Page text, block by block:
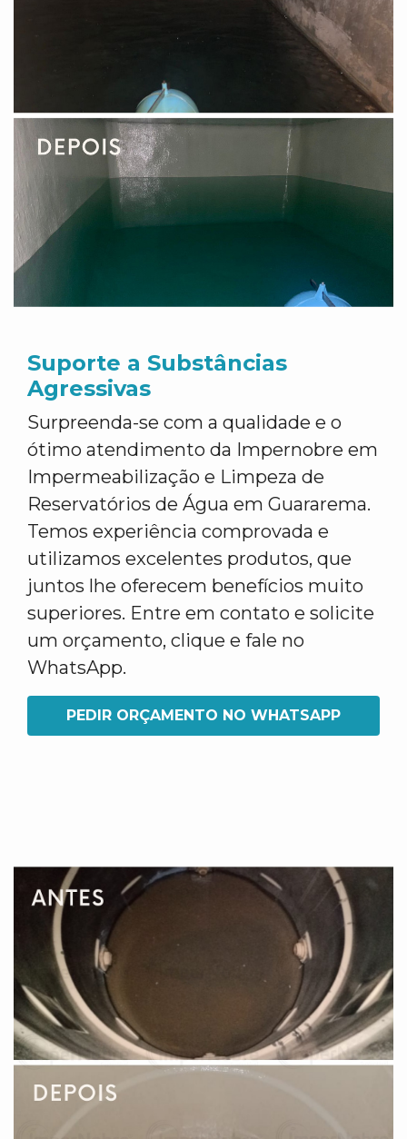
Suporte a Substâncias
Agressivas
Surpreenda-se com a qualidade e o
ótimo atendimento da Impernobre em
Impermeabilização e Limpeza de
Reservatórios de Água em Guararema.
Temos experiência comprovada e
utilizamos excelentes produtos, que
juntos lhe oferecem benefícios muito
superiores. Entre em contato e solicite
um orçamento, clique e fale no
WhatsApp.
PEDIR ORÇAMENTO NO WHATSAPP